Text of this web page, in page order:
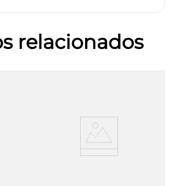
relacionados